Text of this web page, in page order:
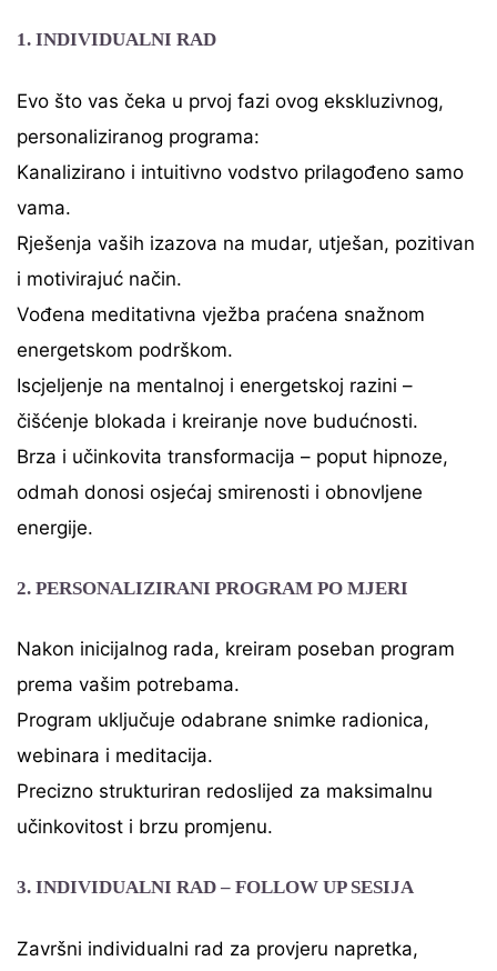
1. INDIVIDUALNI RAD
Evo što vas čeka u prvoj fazi ovog ekskluzivnog,
personaliziranog programa:
Kanalizirano i intuitivno vodstvo prilagođeno samo
vama.
Rješenja vaših izazova na mudar, utješan, pozitivan
i motivirajuć način.
Vođena meditativna vježba praćena snažnom
energetskom podrškom.
Iscjeljenje na mentalnoj i energetskoj razini –
čišćenje blokada i kreiranje nove budućnosti.
Brza i učinkovita transformacija – poput hipnoze,
odmah donosi osjećaj smirenosti i obnovljene
energije.
2. PERSONALIZIRANI PROGRAM PO MJERI
Nakon inicijalnog rada, kreiram poseban program
prema vašim potrebama.
Program uključuje odabrane snimke radionica,
webinara i meditacija.
Precizno strukturiran redoslijed za maksimalnu
učinkovitost i brzu promjenu.
3. INDIVIDUALNI RAD – FOLLOW UP SESIJA
Završni individualni rad za provjeru napretka,